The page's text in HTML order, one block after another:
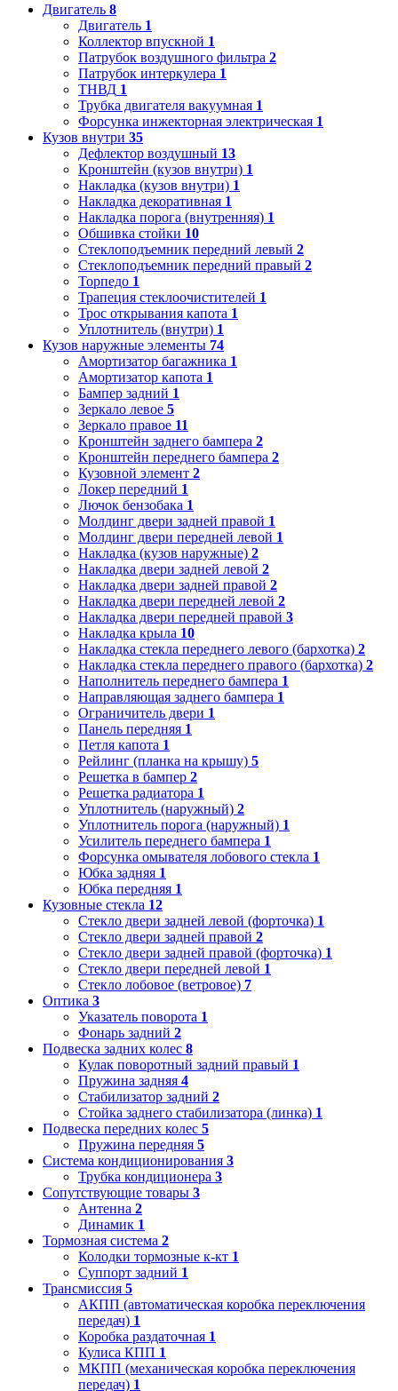
Двигатель 8
Двигатель 1
Коллектор впускной 1
Патрубок воздушного фильтра 2
Патрубок интеркулера 1
ТНВД 1
Трубка двигателя вакуумная 1
Форсунка инжекторная электрическая 1
Кузов внутри 35
Дефлектор воздушный 13
Кронштейн (кузов внутри) 1
Накладка (кузов внутри) 1
Накладка декоративная 1
Накладка порога (внутренняя) 1
Обшивка стойки 10
Стеклоподъемник передний левый 2
Стеклоподъемник передний правый 2
Торпедо 1
Трапеция стеклоочистителей 1
Трос открывания капота 1
Уплотнитель (внутри) 1
Кузов наружные элементы 74
Амортизатор багажника 1
Амортизатор капота 1
Бампер задний 1
Зеркало левое 5
Зеркало правое 11
Кронштейн заднего бампера 2
Кронштейн переднего бампера 2
Кузовной элемент 2
Локер передний 1
Лючок бензобака 1
Молдинг двери задней правой 1
Молдинг двери передней левой 1
Накладка (кузов наружные) 2
Накладка двери задней левой 2
Накладка двери задней правой 2
Накладка двери передней левой 2
Накладка двери передней правой 3
Накладка крыла 10
Накладка стекла переднего левого (бархотка) 2
Накладка стекла переднего правого (бархотка) 2
Наполнитель переднего бампера 1
Направляющая заднего бампера 1
Ограничитель двери 1
Панель передняя 1
Петля капота 1
Рейлинг (планка на крышу) 5
Решетка в бампер 2
Решетка радиатора 1
Уплотнитель (наружный) 2
Уплотнитель порога (наружный) 1
Усилитель переднего бампера 1
Форсунка омывателя лобового стекла 1
Юбка задняя 1
Юбка передняя 1
Кузовные стекла 12
Стекло двери задней левой (форточка) 1
Стекло двери задней правой 2
Стекло двери задней правой (форточка) 1
Стекло двери передней левой 1
Стекло лобовое (ветровое) 7
Оптика 3
Указатель поворота 1
Фонарь задний 2
Подвеска задних колес 8
Кулак поворотный задний правый 1
Пружина задняя 4
Стабилизатор задний 2
Стойка заднего стабилизатора (линка) 1
Подвеска передних колес 5
Пружина передняя 5
Система кондиционирования 3
Трубка кондиционера 3
Сопутствующие товары 3
Антенна 2
Динамик 1
Тормозная система 2
Колодки тормозные к-кт 1
Суппорт задний 1
Трансмиссия 5
АКПП (автоматическая коробка переключения
передач) 1
Коробка раздаточная 1
Кулиса КПП 1
МКПП (механическая коробка переключения
передач) 1